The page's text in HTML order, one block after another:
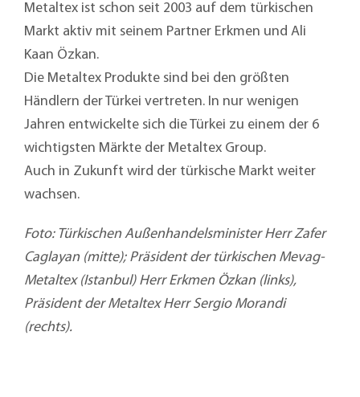
Metaltex ist schon seit 2003 auf dem türkischen
Markt aktiv mit seinem Partner Erkmen und Ali
Kaan Özkan.
Die Metaltex Produkte sind bei den größten
Händlern der Türkei vertreten. In nur wenigen
Jahren entwickelte sich die Türkei zu einem der 6
wichtigsten Märkte der Metaltex Group.
Auch in Zukunft wird der türkische Markt weiter
wachsen.
Foto: Türkischen Außenhandelsminister Herr Zafer
Caglayan (mitte); Präsident der türkischen Mevag-
Metaltex (Istanbul) Herr Erkmen Özkan (links),
Präsident der Metaltex Herr Sergio Morandi
(rechts).